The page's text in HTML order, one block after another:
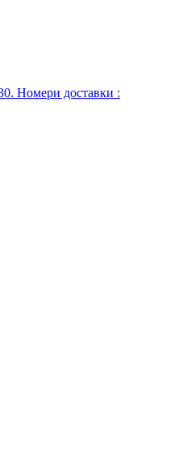
Номери доставки :